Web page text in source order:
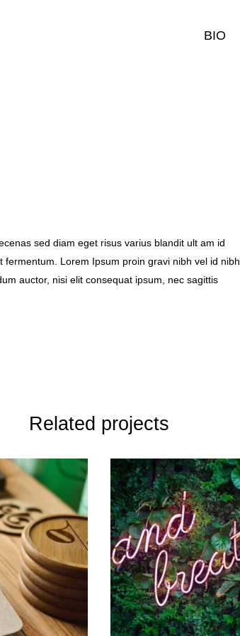
BIO
sed diam eget risus varius blandit ult am id
Lorem Ipsum proin gravi nibh vel id nibh
auctor, nisi elit consequat ipsum, nec sagittis
Related projects